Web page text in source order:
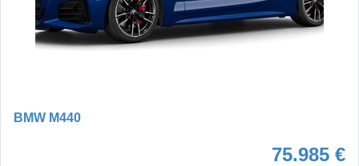
BMW M440
75.985 €